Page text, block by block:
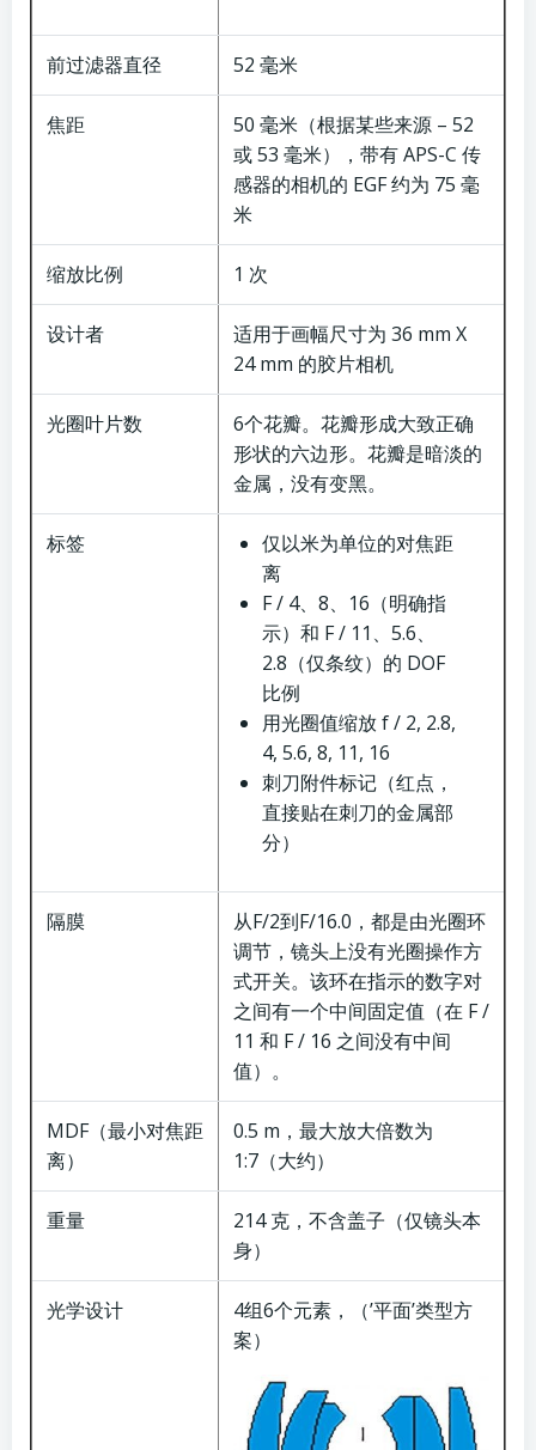
前过滤器直径 52 毫米
焦距
50 毫米（根据某些来源 – 52
或 53 毫米），带有 APS-C 传
感器的相机的 EGF 约为 75 毫
米
缩放比例 1 次
设计者
适用于画幅尺寸为 36 mm X
24 mm 的胶片相机
光圈叶片数
6个花瓣。花瓣形成大致正确
形状的六边形。花瓣是暗淡的
金属，没有变黑。
标签
仅以米为单位的对焦距
离
F / 4、8、16（明确指
示）和 F / 11、5.6、
2.8（仅条纹）的 DOF
比例
用光圈值缩放 f / 2, 2.8,
4, 5.6, 8, 11, 16
刺刀附件标记（红点，
直接贴在刺刀的金属部
分）
隔膜
从F/2到F/16.0，都是由光圈环
调节，镜头上没有光圈操作方
式开关。该环在指示的数字对
之间有一个中间固定值（在 F /
11 和 F / 16 之间没有中间
值）。
MDF（最小对焦距
离）
0.5 m，最大放大倍数为
1:7（大约）
重量
214 克，不含盖子（仅镜头本
身）
光学设计
4组6个元素，（’平面’类型方
案）